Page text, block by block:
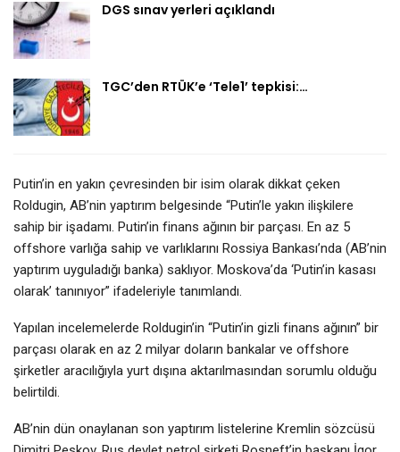
DGS sınav yerleri açıklandı
TGC’den RTÜK’e ‘Tele1’ tepkisi:…
Putin’in en yakın çevresinden bir isim olarak dikkat çeken
Roldugin, AB’nin yaptırım belgesinde “Putin’le yakın ilişkilere
sahip bir işadamı. Putin’in finans ağının bir parçası. En az 5
offshore varlığa sahip ve varlıklarını Rossiya Bankası’nda (AB’nin
yaptırım uyguladığı banka) saklıyor. Moskova’da ‘Putin’in kasası
olarak’ tanınıyor” ifadeleriyle tanımlandı.
Yapılan incelemelerde Roldugin’in “Putin’in gizli finans ağının” bir
parçası olarak en az 2 milyar doların bankalar ve offshore
şirketler aracılığıyla yurt dışına aktarılmasından sorumlu olduğu
belirtildi.
AB’nin dün onaylanan son yaptırım listelerine Kremlin sözcüsü